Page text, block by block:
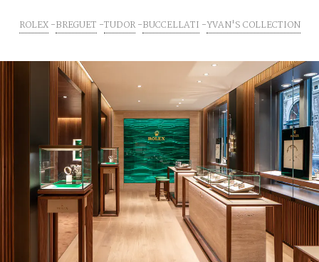
ROLEX BREGUET TUDOR BUCCELLATI YVAN'S COLLECTION